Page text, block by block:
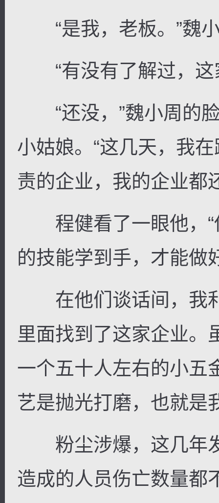
“是我，老板。”魏
“有没有了解过，这
“还没，”魏小周的脸
小姑娘。“这几天，我
责的企业，我的企业都
程健看了一眼他，“
的技能学到手，才能做
在他们谈话间，我
里面找到了这家企业。
一个五十人左右的小五
艺是抛光打磨，也就是
粉尘涉爆，这几年
造成的人员伤亡数量都